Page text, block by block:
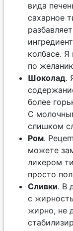
вида
сахарное
колбасе.
по
Шоколад.
более
С
слишком
Ром.
можете
ликером
просто
Сливки. В
с
жирно, не